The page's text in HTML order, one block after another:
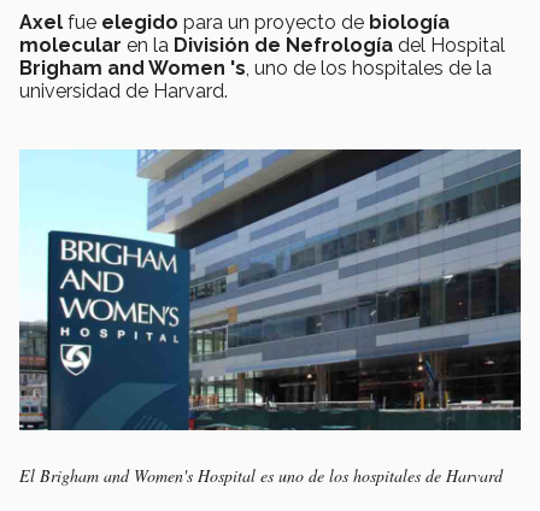
Axel fue elegido para un proyecto de biología
molecular en la División de Nefrología del Hospital
Brigham and Women 's , uno de los hospitales de la
universidad de Harvard.
El Brigham and Women's Hospital es uno de los hospitales de Harvard